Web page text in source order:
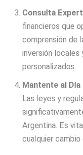
Consulta
financieros que
comprensión de
inversión
personalizados.
Mantente al
Las leyes y
Argentina. Es
cualquier